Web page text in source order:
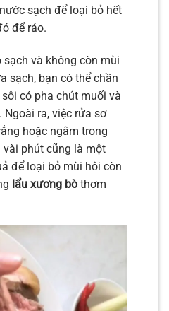
sạch để loại bỏ hết
để ráo.
và không còn mùi
sạch, bạn có thể chần
có pha chút muối và
ra, việc rửa sơ
hoặc ngâm trong
phút cũng là một
để loại bỏ mùi hôi còn
lẩu xương bò thơm